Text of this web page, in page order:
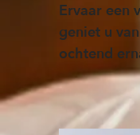
Ervaar een
geniet u
ochtend